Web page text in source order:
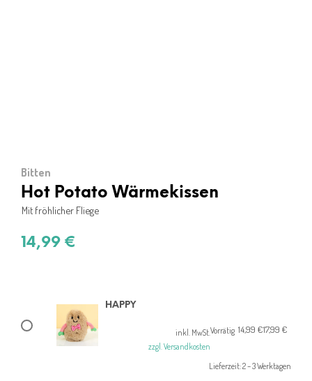
Bitten
Hot Potato Wärmekissen
Mit fröhlicher Fliege
14,99 €
HAPPY
17,99 €
Ursprünglicher
17,99 €
14,99 €
Aktueller
14,99 €.
Vorrätig
inkl. MwSt.
zzgl. Versandkosten
Lieferzeit:2 – 3 Werktagen